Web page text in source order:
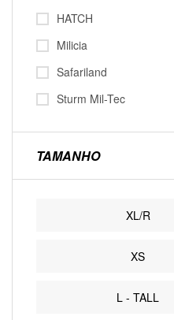
HATCH
Milicia
Safariland
Sturm Mil-Tec
TAMANHO
XL/R
XS
L - TALL